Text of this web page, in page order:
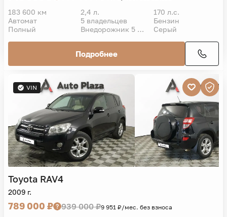
183 600 км 2,4 л.
170 л.с.
Автомат
5 владельцев
Бензин
Полный
Внедорожник 5 дв. Серый
Подробнее
VIN
Toyota RAV4
2009 г.
789 000 ₽ 939 000 ₽9 951 ₽/мес. без взноса